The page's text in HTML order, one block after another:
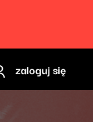
zaloguj się